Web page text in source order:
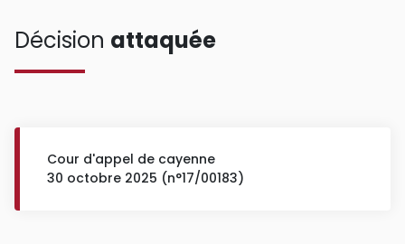
Décision attaquée
Cour d'appel de cayenne
30 octobre 2025 (n°17/00183)